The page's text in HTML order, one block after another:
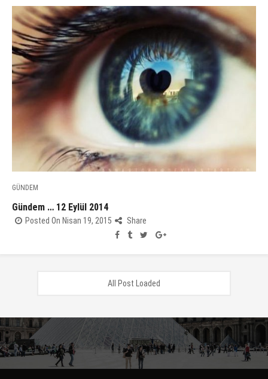
GÜNDEM
Gündem … 12 Eylül 2014
Posted On Nisan 19, 2015 Share
All Post Loaded